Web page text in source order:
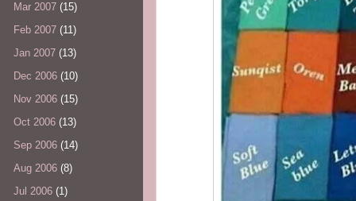
Mar 2007 (15)
Feb 2007 (11)
Jan 2007 (13)
Dec 2006 (10)
Nov 2006 (15)
Oct 2006 (13)
Sep 2006 (14)
Aug 2006 (8)
Jul 2006 (1)